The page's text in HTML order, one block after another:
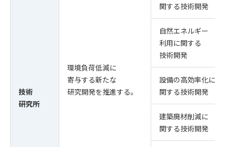
技術
研究所
環境負荷低減に
寄与する新たな
研究開発を推進する。
関する技術開発
⾃然エネルギー
利⽤に関する
技術開発
設備の⾼効率化に
関する技術開発
建築廃材削減に
関する技術開発